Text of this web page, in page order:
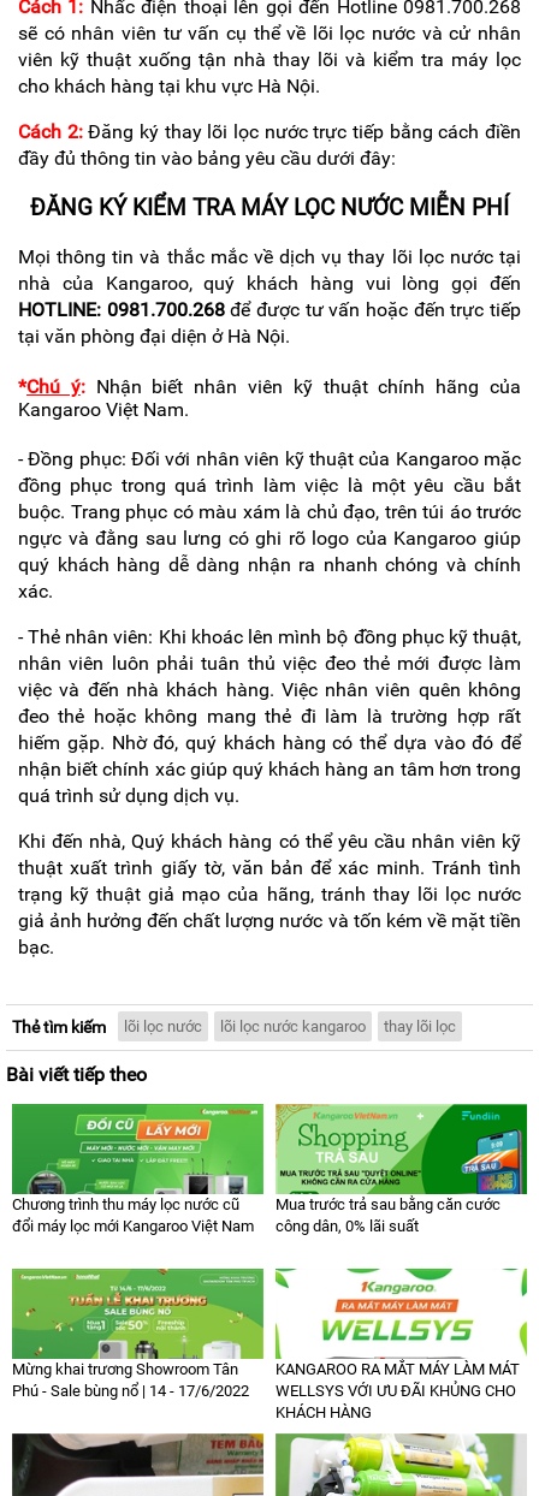
Cách 1: Nhấc điện thoại lên gọi đến Hotline 0981.700.268
sẽ có nhân viên tư vấn cụ thể về lõi lọc nước và cử nhân
viên kỹ thuật xuống tận nhà thay lõi và kiểm tra máy lọc
cho khách hàng tại khu vực Hà Nội.
Cách 2:Đăng ký thay lõi lọc nước trực tiếp bằng cách điền
đầy đủ thông tin vào bảng yêu cầu dưới đây:
ĐĂNG KÝ KIỂM TRA MÁY LỌC NƯỚC MIỄN PHÍ
Mọi thông tin và thắc mắc về dịch vụ thay lõi lọc nước tại
nhà của Kangaroo, quý khách hàng vui lòng gọi đến
HOTLINE: 0981.700.268để được tư vấn hoặc đến trực tiếp
tại văn phòng đại diện ở Hà Nội.
*Chú ý: Nhận biết nhân viên kỹ thuật chính hãng của
Kangaroo Việt Nam.
- Đồng phục: Đối với nhân viên kỹ thuật của Kangaroo mặc
đồng phục trong quá trình làm việc là một yêu cầu bắt
buộc. Trang phục có màu xám là chủ đạo, trên túi áo trước
ngực và đằng sau lưng có ghi rõ logo của Kangaroo giúp
quý khách hàng dễ dàng nhận ra nhanh chóng và chính
xác.
- Thẻ nhân viên: Khi khoác lên mình bộ đồng phục kỹ thuật,
nhân viên luôn phải tuân thủ việc đeo thẻ mới được làm
việc và đến nhà khách hàng. Việc nhân viên quên không
đeo thẻ hoặc không mang thẻ đi làm là trường hợp rất
hiếm gặp. Nhờ đó, quý khách hàng có thể dựa vào đó để
nhận biết chính xác giúp quý khách hàng an tâm hơn trong
quá trình sử dụng dịch vụ.
Khi đến nhà, Quý khách hàng có thể yêu cầu nhân viên kỹ
thuật xuất trình giấy tờ, văn bản để xác minh. Tránh tình
trạng kỹ thuật giả mạo của hãng, tránh thay lõi lọc nước
giả ảnh hưởng đến chất lượng nước và tốn kém về mặt tiền
bạc.
Thẻ tìm kiếm lõi lọc nước lõi lọc nước kangaroo thay lõi lọc
Bài viết tiếp theo
Chương trình thu máy lọc nước cũ
đổi máy lọc mới Kangaroo Việt Nam
Mua trước trả sau bằng căn cước
công dân, 0% lãi suất
Mừng khai trương Showroom Tân
Phú - Sale bùng nổ | 14 - 17/6/2022
KANGAROO RA MẮT MÁY LÀM MÁT
WELLSYS VỚI ƯU ĐÃI KHỦNG CHO
KHÁCH HÀNG